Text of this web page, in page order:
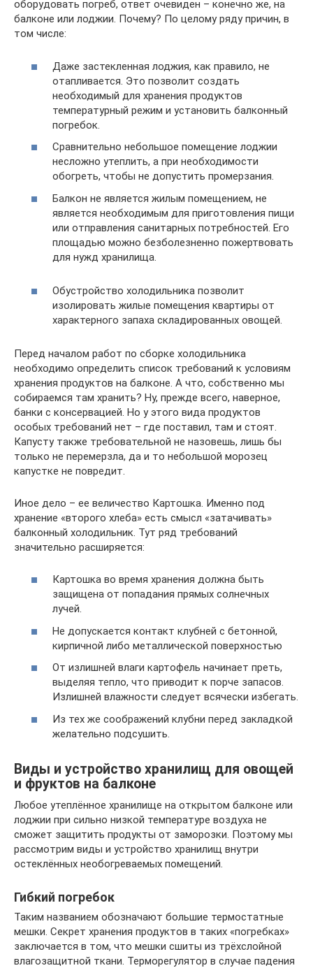
оборудовать погреб, ответ очевиден – конечно же, на
балконе или лоджии. Почему? По целому ряду причин, в
том числе:
Даже застекленная лоджия, как правило, не
отапливается. Это позволит создать
необходимый для хранения продуктов
температурный режим и установить балконный
погребок.
Сравнительно небольшое помещение лоджии
несложно утеплить, а при необходимости
обогреть, чтобы не допустить промерзания.
Балкон не является жилым помещением, не
является необходимым для приготовления пищи
или отправления санитарных потребностей. Его
площадью можно безболезненно пожертвовать
для нужд хранилища.
Обустройство холодильника позволит
изолировать жилые помещения квартиры от
характерного запаха складированных овощей.
Перед началом работ по сборке холодильника
необходимо определить список требований к условиям
хранения продуктов на балконе. А что, собственно мы
собираемся там хранить? Ну, прежде всего, наверное,
банки с консервацией. Но у этого вида продуктов
особых требований нет – где поставил, там и стоят.
Капусту также требовательной не назовешь, лишь бы
только не перемерзла, да и то небольшой морозец
капустке не повредит.
Иное дело – ее величество Картошка. Именно под
хранение «второго хлеба» есть смысл «затачивать»
балконный холодильник. Тут ряд требований
значительно расширяется:
Картошка во время хранения должна быть
защищена от попадания прямых солнечных
лучей.
Не допускается контакт клубней с бетонной,
кирпичной либо металлической поверхностью
От излишней влаги картофель начинает преть,
выделяя тепло, что приводит к порче запасов.
Излишней влажности следует всячески избегать.
Из тех же соображений клубни перед закладкой
желательно подсушить.
Виды и устройство хранилищ для овощей
и фруктов на балконе
Любое утеплённое хранилище на открытом балконе или
лоджии при сильно низкой температуре воздуха не
сможет защитить продукты от заморозки. Поэтому мы
рассмотрим виды и устройство хранилищ внутри
остеклённых необогреваемых помещений.
Гибкий погребок
Таким названием обозначают большие термостатные
мешки. Секрет хранения продуктов в таких «погребках»
заключается в том, что мешки сшиты из трёхслойной
влагозащитной ткани. Терморегулятор в случае падения